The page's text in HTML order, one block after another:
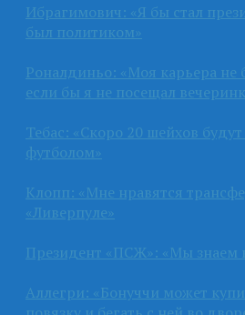
Ибрагимович: «Я бы стал
был политиком»
Роналдиньо: «Моя карьера не
если бы я не посещал
Тебас: «Скоро 20 шейхов
футболом»
Клопп: «Мне нравятся
«Ливерпуле»
Президент «ПСЖ»: «Мы знаем
Аллегри: «Бонуччи может